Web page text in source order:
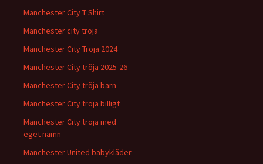
Manchester City T Shirt
Manchester city tröja
Manchester City Tröja 2024
Manchester City tröja 2025-26
Manchester City tröja barn
Manchester City tröja billigt
Manchester City tröja med
eget namn
Manchester United babykläder